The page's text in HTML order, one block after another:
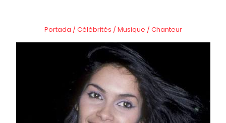
Portada /Célébrités /Musique /Chanteur